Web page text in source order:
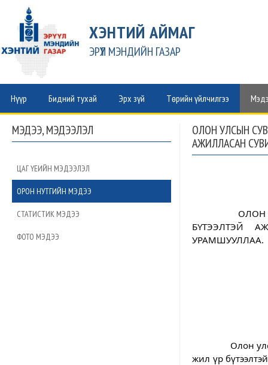
ХЭНТИЙ АЙМАГ
ЭРҮҮЛ МЭНДИЙН ГАЗАР
Нүүр Бидний тухай Эрх зүй Төрийн үйлчилгээ
МЭДЭЭ, МЭДЭЭЛЭЛ
ЦАГ ҮЕИЙН МЭДЭЭЛЭЛ
ОРОН НУТГИЙН МЭДЭЭ
СТАТИСТИК МЭДЭЭ
ФОТО МЭДЭЭ
ОЛОН УЛСЫН
АЖИЛЛАСАН
БҮТЭЭЛТЭЙ
УРАМШУУЛЛАА.
жил үр